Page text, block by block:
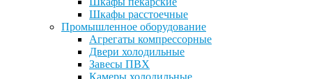
Шкафы расстоечные
Промышленное оборудование
Агрегаты компрессорные
Двери холодильные
Завесы ПВХ
Камеры холодильные